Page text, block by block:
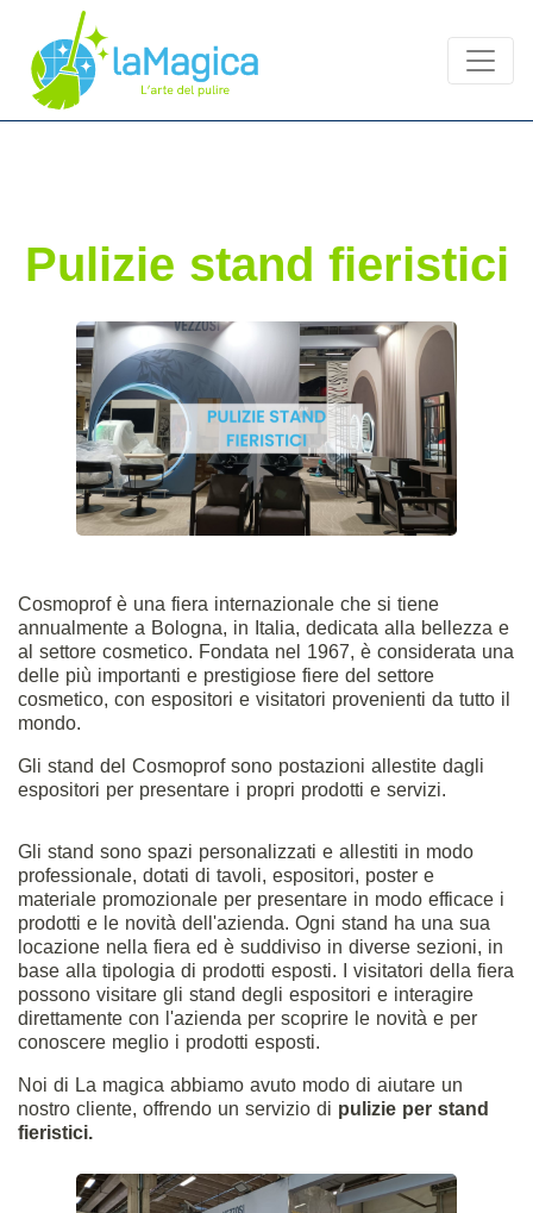
Pulizie stand fieristici
Cosmoprofè una fiera internazionale che si tiene
annualmente a Bologna, in Italia, dedicata alla bellezza e
al settore cosmetico. Fondata nel 1967, è considerata una
delle più importanti e prestigiose fiere del settore
cosmetico, con espositori e visitatori provenienti da tutto il
mondo.
Gli stand del Cosmoprof sono postazioni allestite dagli
espositori per presentare i propri prodotti e servizi.
Gli stand sono spazi personalizzati e allestiti in modo
professionale, dotati di tavoli, espositori, poster e
materiale promozionale per presentare in modo efficace i
prodotti e le novità dell'azienda. Ogni stand ha una sua
locazione nella fiera ed è suddiviso in diverse sezioni, in
base alla tipologia di prodotti esposti. I visitatori della fiera
possono visitare gli stand degli espositori e interagire
direttamente con l'azienda per scoprire le novità e per
conoscere meglio i prodotti esposti.
Noi di La magica abbiamo avuto modo di aiutare un
nostro cliente, offrendo un servizio di pulizie per stand
fieristici.